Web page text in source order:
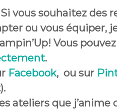
vous souhaitez des
ou vous équiper,
Vous
.
Facebook, ou sur
ateliers que j’anime